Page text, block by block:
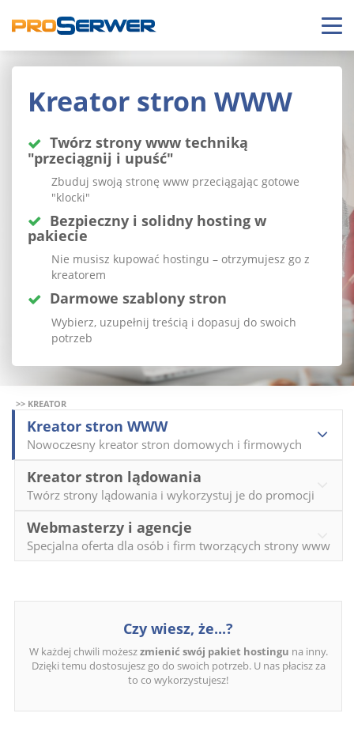
Kreator stron WWW
Twórz strony www techniką
"przeciągnij i upuść"
Zbuduj swoją stronę www przeciągając gotowe
"klocki"
Bezpieczny i solidny hosting w
pakiecie
Nie musisz kupować hostingu – otrzymujesz go z
kreatorem
Darmowe szablony stron
Wybierz, uzupełnij treścią i dopasuj do swoich
potrzeb
>> KREATOR
Kreator stron WWW
Nowoczesny kreator stron domowych i firmowych
Kreator stron lądowania
Twórz strony lądowania i wykorzystuj je do promocji
Webmasterzy i agencje
Specjalna oferta dla osób i firm tworzących strony www
Czy wiesz, że...?
W każdej chwili możeszzmienić swój pakiet hostingu na inny.
Dzięki temu dostosujesz go do swoich potrzeb. U nas płacisz za
to co wykorzystujesz!